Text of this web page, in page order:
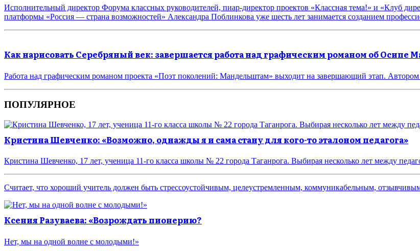
Исполнительный директор Форума классных руководителей, пиар-директор проектов «Классная тема!» и «Клуб
платформы «Россия — страна возможностей» Александра Поблинкова уже шесть лет занимается созданием
Как нарисовать Серебряный век: завершается работа над графическим романом об Осипе
Работа над графическим романом проекта «Поэт поколений: Мандельштам» выходит на завершающий этап.
ПОПУЛЯРНОЕ
Кристина Шевченко: «Возможно, однажды я и сама стану для кого-то эталоном педагога»
Кристина Шевченко, 17 лет, ученица 11-го класса школы № 22 города Таганрога. Выбирая несколько лет между
Считает, что хороший учитель должен быть стрессоустойчивым, целеустремленным, коммуникабельным,
Ксения Разуваева: «Возрождать пионерию?
Нет, мы на одной волне с молодыми!»